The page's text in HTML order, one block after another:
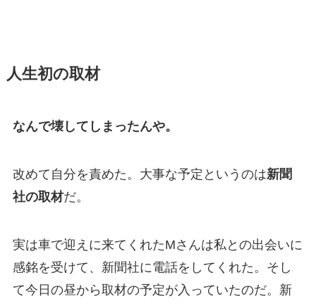
人生初の取材
なんで壊してしまったんや。
改めて自分を責めた。大事な予定というのは新聞
社の取材だ。
実は車で迎えに来てくれたMさんは私との出会いに
感銘を受けて、新聞社に電話をしてくれた。そし
て今日の昼から取材の予定が入っていたのだ。新